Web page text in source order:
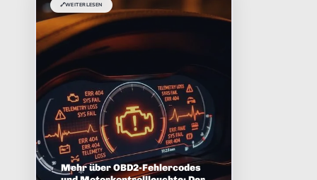
🔗WEITERLESEN
Mehr über OBD2-Fehlercodes